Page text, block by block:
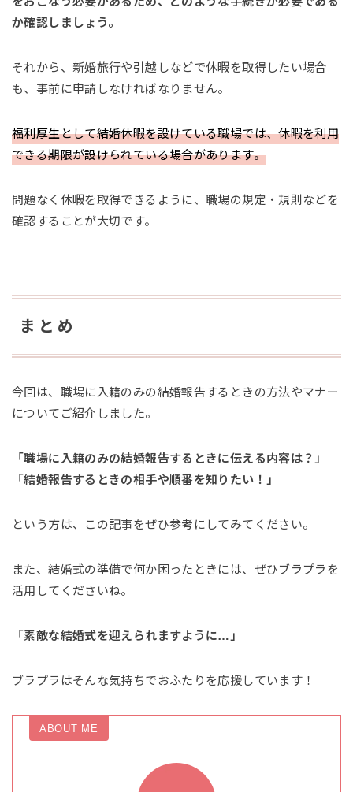
か確認しましょう。
それから、新婚旅行や引越しなどで休暇を取得したい場合
も、事前に申請しなければなりません。
福利厚生として結婚休暇を設けている職場では、休暇を利用
できる期限が設けられている場合があります。
問題なく休暇を取得できるように、職場の規定・規則などを
確認することが大切です。
まとめ
今回は、職場に入籍のみの結婚報告するときの方法やマナー
についてご紹介しました。
「職場に入籍のみの結婚報告するときに伝える内容は？」
「結婚報告するときの相手や順番を知りたい！」
という方は、この記事をぜひ参考にしてみてください。
また、結婚式の準備で何か困ったときには、ぜひブラプラを
活用してくださいね。
「素敵な結婚式を迎えられますように…」
ブラプラはそんな気持ちでおふたりを応援しています！
ABOUT ME